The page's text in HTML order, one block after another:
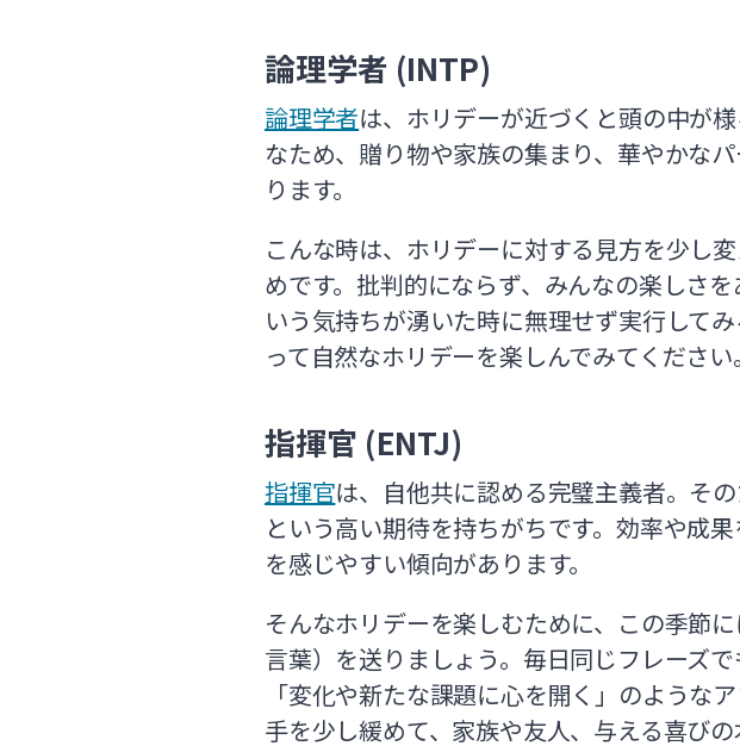
論理学者 (INTP)
論理学者は、ホリデーが近づくと頭の中が
なため、贈り物や家族の集まり、華やかな
ります。
こんな時は、ホリデーに対する見方を少し
めです。批判的にならず、みんなの楽しさ
いう気持ちが湧いた時に無理せず実行して
って自然なホリデーを楽しんでみてください。
指揮官 (ENTJ)
指揮官は、自他共に認める完璧主義者。そ
という高い期待を持ちがちです。効率や成
を感じやすい傾向があります。
そんなホリデーを楽しむために、この季節
言葉）を送りましょう。毎日同じフレーズ
「変化や新たな課題に心を開く」のような
手を少し緩めて、家族や友人、与える喜び